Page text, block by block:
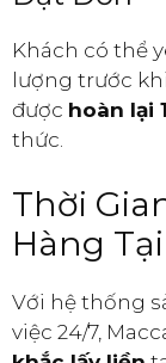
Khách có thể
lượng trước
được hoàn lại
thức.
Thời
Hàng
Với hệ thống
việc 24/7,